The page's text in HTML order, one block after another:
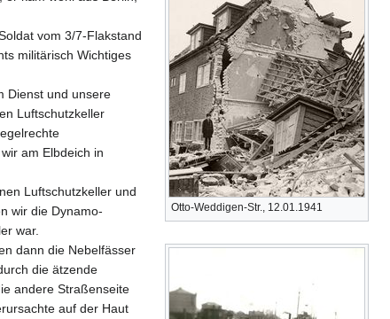
Otto-Weddigen-Str., 12.01.1941
vom 3/7-Flakstand
militärisch Wichtiges
Dienst und unsere
Luftschutzkeller
am Elbdeich in
Luftschutzkeller und
wir die Dynamo-
war.
dann die Nebelfässer
die ätzende
andere Straßenseite
auf der Haut